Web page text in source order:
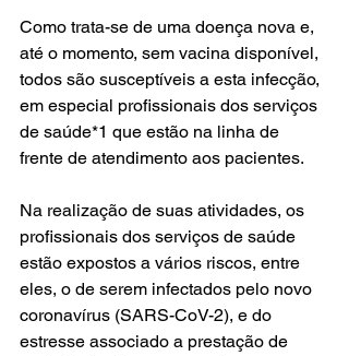
Como trata-se de uma doença nova e,
até o momento, sem vacina disponível,
todos são susceptíveis a esta infecção,
em especial profissionais dos serviços
de saúde*1 que estão na linha de
frente de atendimento aos pacientes.
Na realização de suas atividades, os
profissionais dos serviços de saúde
estão expostos a vários riscos, entre
eles, o de serem infectados pelo novo
coronavírus (SARS-CoV-2), e do
estresse associado a prestação de